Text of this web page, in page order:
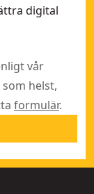
digital
vår
helst,
formulär.